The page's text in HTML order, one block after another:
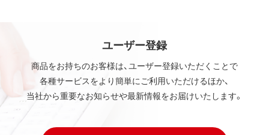
ユーザー登録
商品をお持ちのお客様は、ユーザー登録いただくことで
各種サービスをより簡単にご利用いただけるほか、
当社から重要なお知らせや最新情報をお届けいたします。